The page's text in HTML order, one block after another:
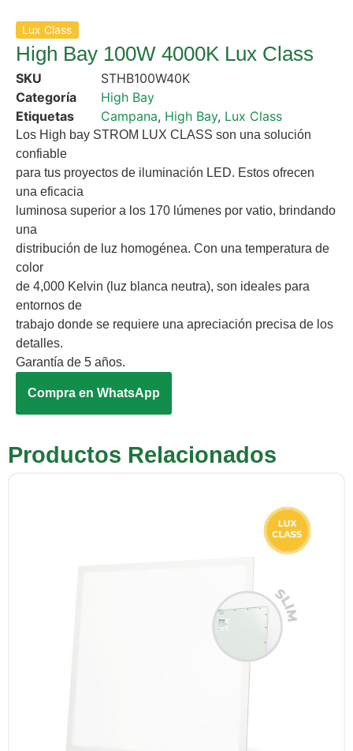
Lux Class
High Bay 100W 4000K Lux Class
SKU
STHB100W40K
Categoría
High Bay
Etiquetas
Campana, High Bay, Lux Class
Los High bay STROM LUX CLASS son una solución
confiable
para tus proyectos de iluminación LED. Estos ofrecen
una eficacia
luminosa superior a los 170 lúmenes por vatio, brindando
una
distribución de luz homogénea. Con una temperatura de
color
de 4,000 Kelvin (luz blanca neutra), son ideales para
entornos de
trabajo donde se requiere una apreciación precisa de los
detalles.
Garantía de 5 años.
Compra en WhatsApp
Productos Relacionados